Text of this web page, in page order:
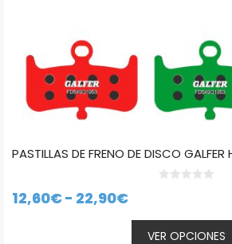
PASTILLAS DE FRENO DE DISCO
12,60€- 22,90€Rango
de
VER OPCIONES